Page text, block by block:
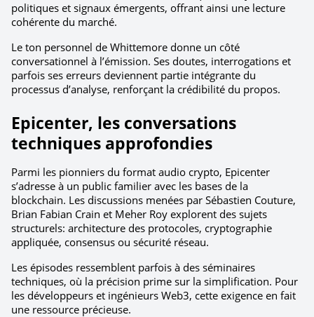
politiques et signaux émergents, offrant ainsi une lecture
cohérente du marché.
Le ton personnel de Whittemore donne un côté
conversationnel à l’émission. Ses doutes, interrogations et
parfois ses erreurs deviennent partie intégrante du
processus d’analyse, renforçant la crédibilité du propos.
Epicenter, les conversations
techniques approfondies
Parmi les pionniers du format audio crypto, Epicenter
s’adresse à un public familier avec les bases de la
blockchain. Les discussions menées par Sébastien Couture,
Brian Fabian Crain et Meher Roy explorent des sujets
structurels: architecture des protocoles, cryptographie
appliquée, consensus ou sécurité réseau.
Les épisodes ressemblent parfois à des séminaires
techniques, où la précision prime sur la simplification. Pour
les développeurs et ingénieurs Web3, cette exigence en fait
une ressource précieuse.